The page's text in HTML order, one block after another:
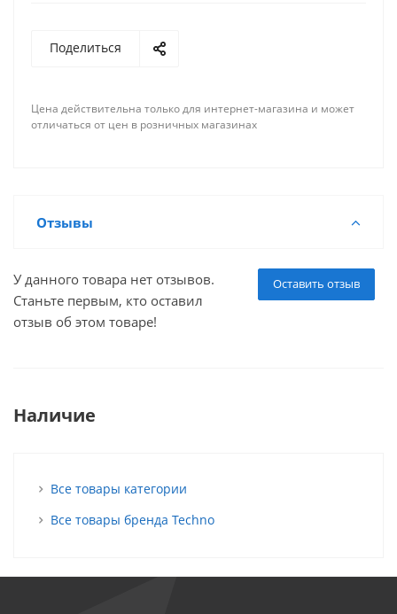
Поделиться
Цена действительна только для интернет-магазина и может
отличаться от цен в розничных магазинах
Отзывы
Оставить отзыв
У данного товара нет отзывов.
Станьте первым, кто оставил
отзыв об этом товаре!
Наличие
Все товары категории
Все товары бренда Techno